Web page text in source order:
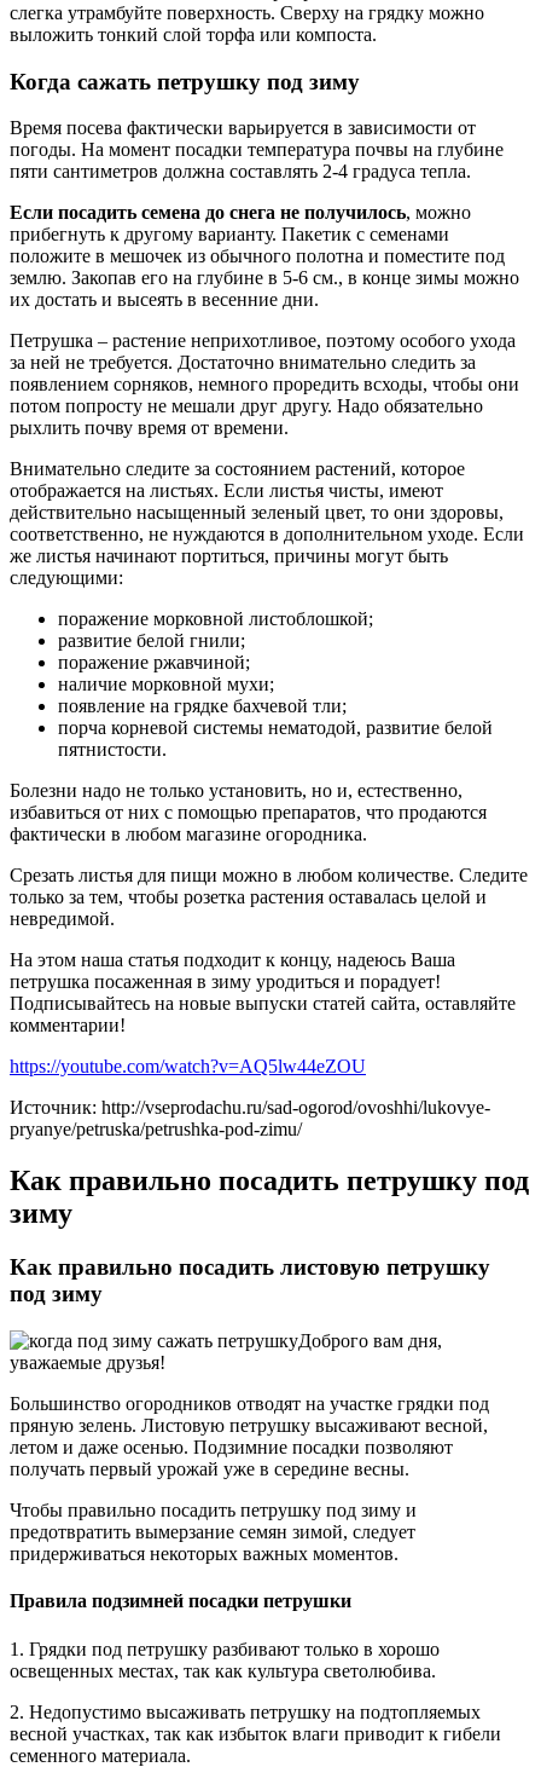
слегка утрамбуйте поверхность. Сверху на грядку можно
выложить тонкий слой торфа или компоста.
Когда сажать петрушку под зиму
Время посева фактически варьируется в зависимости от
погоды. На момент посадки температура почвы на глубине
пяти сантиметров должна составлять 2-4 градуса тепла.
Если посадить семена до снега не получилось, можно
прибегнуть к другому варианту. Пакетик с семенами
положите в мешочек из обычного полотна и поместите под
землю. Закопав его на глубине в 5-6 см., в конце зимы можно
их достать и высеять в весенние дни.
Петрушка – растение неприхотливое, поэтому особого ухода
за ней не требуется. Достаточно внимательно следить за
появлением сорняков, немного проредить всходы, чтобы они
потом попросту не мешали друг другу. Надо обязательно
рыхлить почву время от времени.
Внимательно следите за состоянием растений, которое
отображается на листьях. Если листья чисты, имеют
действительно насыщенный зеленый цвет, то они здоровы,
соответственно, не нуждаются в дополнительном уходе. Если
же листья начинают портиться, причины могут быть
следующими:
поражение морковной листоблошкой;
развитие белой гнили;
поражение ржавчиной;
наличие морковной мухи;
появление на грядке бахчевой тли;
порча корневой системы нематодой, развитие белой
пятнистости.
Болезни надо не только установить, но и, естественно,
избавиться от них с помощью препаратов, что продаются
фактически в любом магазине огородника.
Срезать листья для пищи можно в любом количестве. Следите
только за тем, чтобы розетка растения оставалась целой и
невредимой.
На этом наша статья подходит к концу, надеюсь Ваша
петрушка посаженная в зиму уродиться и порадует!
Подписывайтесь на новые выпуски статей сайта, оставляйте
комментарии!
https://youtube.com/watch?v=AQ5lw44eZOU
Источник: http://vseprodachu.ru/sad-ogorod/ovoshhi/lukovye-
pryanye/petruska/petrushka-pod-zimu/
Как правильно посадить петрушку под
зиму
Как правильно посадить листовую петрушку
под зиму
Доброго вам дня,
уважаемые друзья!
Большинство огородников отводят на участке грядки под
пряную зелень. Листовую петрушку высаживают весной,
летом и даже осенью. Подзимние посадки позволяют
получать первый урожай уже в середине весны.
Чтобы правильно посадить петрушку под зиму и
предотвратить вымерзание семян зимой, следует
придерживаться некоторых важных моментов.
Правила подзимней посадки петрушки
1. Грядки под петрушку разбивают только в хорошо
освещенных местах, так как культура светолюбива.
2. Недопустимо высаживать петрушку на подтопляемых
весной участках, так как избыток влаги приводит к гибели
семенного материала.